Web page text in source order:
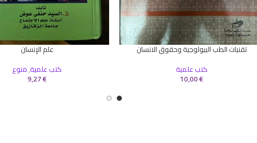
إضافة إلى السلة
تقنيات الطب البيولوجية وحقوق الانسان
كتب علمية
10,00€
علم الإنسان
كتب علمية,منوع
9,27€